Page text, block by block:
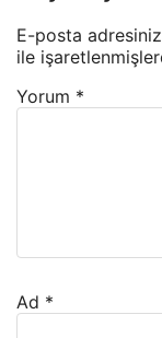
E-posta
ile
Yorum *
Ad *